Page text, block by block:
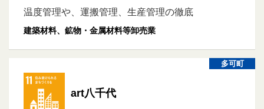
温度管理や、運搬管理、生産管理の徹底
建築材料、鉱物・金属材料等卸売業
多可町
art八千代